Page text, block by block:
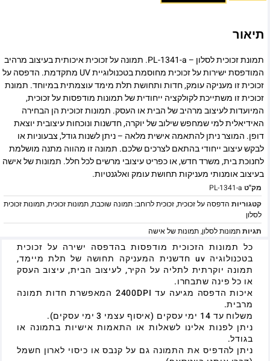
תיאור
תמונת זכוכית לסלון – PL-1341-a. תמונה על זכוכית איכותית בעיצוב מרהיב
המודפסת ישירות על זכוכית מחוסמת בטכנולוגיית UV מתקדמת. הדפסה על
זכוכית זו מעניקה עומק, חדות ותחושת תלת מימד עוצמתית במיוחד. תמונת
זכוכית זו משתייכת לקולקציה ייחודית של תמונות מודפסות על זכוכית,
המיועדות לעיצוב מרהיב של הבית או העסק. תמונות זכוכית הן הבחירה
האידיאלית למי שמחפש שילוב של יוקרה, חדשנות ונוכחות עיצובית יוצאת
דופן. המוצר ניתן להתאמה אישית מלאה – ניתן לשנות גודל, צבעוניות או
לבקש עיצוב ייחודי בהתאם לצרכים שלכם. תמונה זו מהווה מתנה מושלמת
לחנוכת בית, משרד חדש, או כפריט עיצובי מרשים לכל חלל. תמונות של אישה
בעיצוב אומנותי מעניקות תחושת עומק ואלגנטיות.
מק"ט PL-1341-a
קטגוריות הדפסה על זכוכית,זכוכית לרוחב: תמונה שוכבת,תמונות זכוכית,תמונות זכוכית
לסלון
תגיותתמונות לסלון,תמונות של אישה
כל תמונות הזכוכית מודפסות בהדפסה ישירה על זכוכית
בטכנולוגיה uv חדשנית המעניקה תחושה של תלת מיימד,
תמונה יוקרתית לתליה על הקיר, לעיצוב הבית, עיצוב העסק
או כל פינה שתבחרו.
איכות הדפסה מגיעה עד 2400DPI המאפשרת חדות תמונה
מרבית.
משלוח עד 14 ימי עסקים (איסוף עצמי 3 ימי עסקים).
ניתן לפנות אלינו לשאלות או התאמות אישיות בתמונה או
בגודל.
ניתן להדפיס את התמונה גם על קנבס או כיסוי לארון חשמל